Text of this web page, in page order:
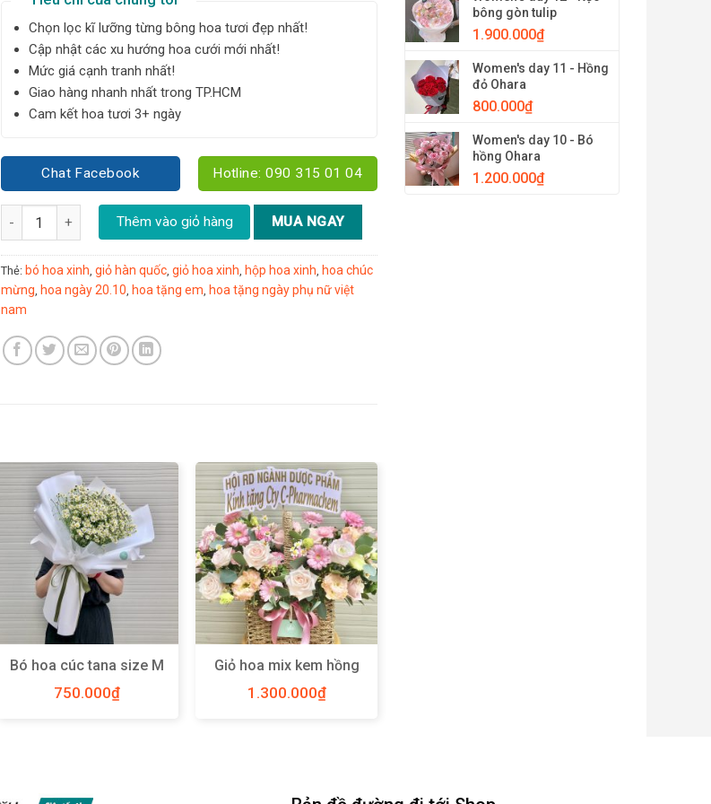
bông gòn tulip
1.900.000₫
Women's day 11 - Hồng
đỏ Ohara
800.000₫
Women's day 10 - Bó
hồng Ohara
1.200.000₫
Chọn lọc kĩ lưỡng từng bông hoa tươi đẹp nhất!
Cập nhật các xu hướng hoa cưới mới nhất!
Mức giá cạnh tranh nhất!
Giao hàng nhanh nhất trong TP.HCM
Cam kết hoa tươi 3+ ngày
Chat Facebook Hotline: 090 315 01 04
Bó hoa mix tone xanh trắng - YN107 số lượng
Thêm vào giỏ hàng MUA NGAY
Thẻ: bó hoa xinh, giỏ hàn quốc, giỏ hoa xinh, hộp hoa xinh, hoa chúc
mừng, hoa ngày 20.10, hoa tặng em, hoa tặng ngày phụ nữ việt
nam
Bó hoa cúc tana size M
750.000₫
Giỏ hoa mix kem hồng
size M – Y93
1.300.000₫